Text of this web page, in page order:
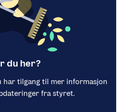
du her?
har tilgang til mer informasjon
fra styret.